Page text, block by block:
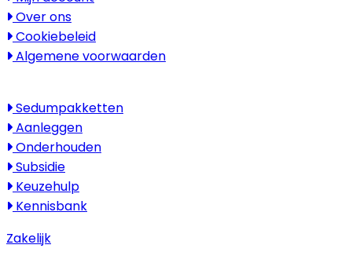
Over ons
Cookiebeleid
Algemene voorwaarden
Sedumpakketten
Aanleggen
Onderhouden
Subsidie
Keuzehulp
Kennisbank
Zakelijk